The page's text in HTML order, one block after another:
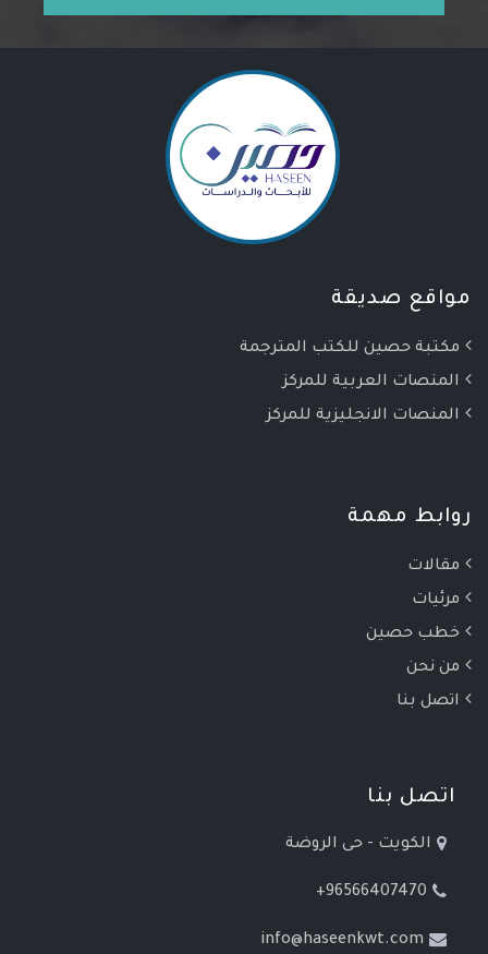
مواقع صديقة
مكتبة حصين للكتب المترجمة
المنصات العربية للمركز
المنصات الانجليزية للمركز
روابط مهمة
مقالات
مرئيات
خطب حصين
من نحن
اتصل بنا
اتصل بنا
الكويت - حى الروضة
+96566407470
info@haseenkwt.com